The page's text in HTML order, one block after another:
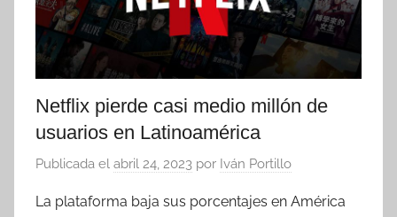
Netflix pierde casi medio millón de
usuarios en Latinoamérica
Publicada el abril 24, 2023 por Iván Portillo
La plataforma baja sus porcentajes en América